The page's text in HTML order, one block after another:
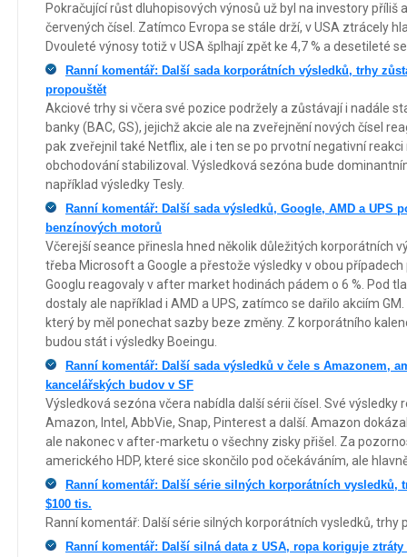
Pokračující růst dluhopisových výnosů už byl na investory příliš
červených čísel. Zatímco Evropa se stále drží, v USA ztrácely
Dvouleté výnosy totiž v USA šplhají zpět ke 4,7 % a desetileté
Ranní komentář: Další sada korporátních výsledků, trhy
propouštět
Akciové trhy si včera své pozice podržely a zůstávají i nadále
banky (BAC, GS), jejichž akcie ale na zveřejnění nových čísel
pak zveřejnil také Netflix, ale i ten se po prvotní negativní
obchodování stabilizoval. Výsledková sezóna bude
například výsledky Tesly.
Ranní komentář: Další sada výsledků, Google, AMD a UPS
benzínových motorů
Včerejší seance přinesla hned několik důležitých korporátních
třeba Microsoft a Google a přestože výsledky v obou
Googlu reagovaly v after market hodinách pádem o 6 %. Pod
dostaly ale například i AMD a UPS, zatímco se dařilo akciím
který by měl ponechat sazby beze změny. Z korporátního
budou stát i výsledky Boeingu.
Ranní komentář: Další sada výsledků v čele s Amazonem,
kancelářských budov v SF
Výsledková sezóna včera nabídla další sérii čísel. Své výsledky
Amazon, Intel, AbbVie, Snap, Pinterest a další. Amazon
ale nakonec v after-marketu o všechny zisky přišel. Za
amerického HDP, které sice skončilo pod očekáváním, ale
Ranní komentář: Další série silných korporátních vysledků,
$100 tis.
Ranní komentář: Další série silných korporátních vysledků, trhy
Ranní komentář: Další silná data z USA, ropa koriguje ztráty